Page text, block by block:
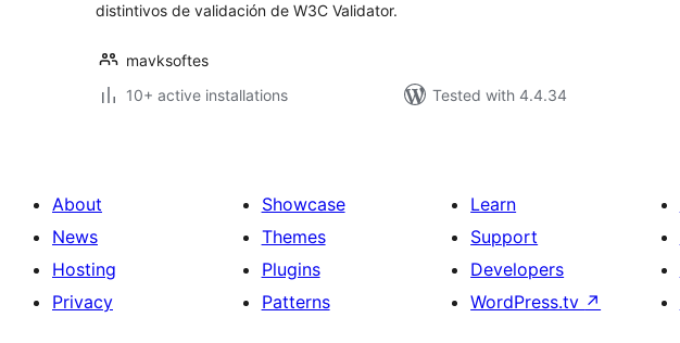
distintivos de validación de W3C Validator.
mavksoftes
10+ active installations
Tested with 4.4.34
About
News
Hosting
Privacy
Showcase
Themes
Plugins
Patterns
Learn
Support
Developers
WordPress.tv ↗